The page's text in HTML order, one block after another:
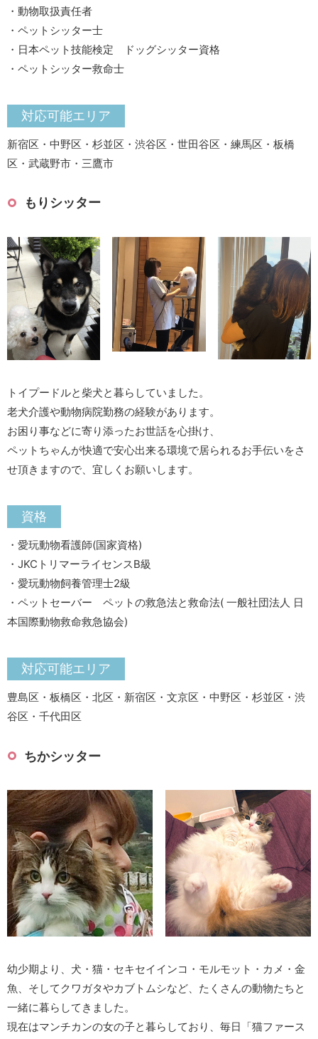
・動物取扱責任者
・ペットシッター士
・日本ペット技能検定 ドッグシッター資格
・ペットシッター救命士
対応可能エリア
新宿区・中野区・杉並区・渋谷区・世田谷区・練馬区・板橋
区・武蔵野市・三鷹市
もりシッター
トイプードルと柴犬と暮らしていました。
老犬介護や動物病院勤務の経験があります。
お困り事などに寄り添ったお世話を心掛け、
ペットちゃんが快適で安心出来る環境で居られるお手伝いをさ
せ頂きますので、宜しくお願いします。
資格
・愛玩動物看護師(国家資格)
・JKCトリマーライセンスB級
・愛玩動物飼養管理士2級
・ペットセーバー ペットの救急法と救命法( 一般社団法人 日
本国際動物救命救急協会)
対応可能エリア
豊島区・板橋区・北区・新宿区・文京区・中野区・杉並区・渋
谷区・千代田区
ちかシッター
幼少期より、犬・猫・セキセイインコ・モルモット・カメ・金
魚、そしてクワガタやカブトムシなど、たくさんの動物たちと
一緒に暮らしてきました。
現在はマンチカンの女の子と暮らしており、毎日「猫ファース